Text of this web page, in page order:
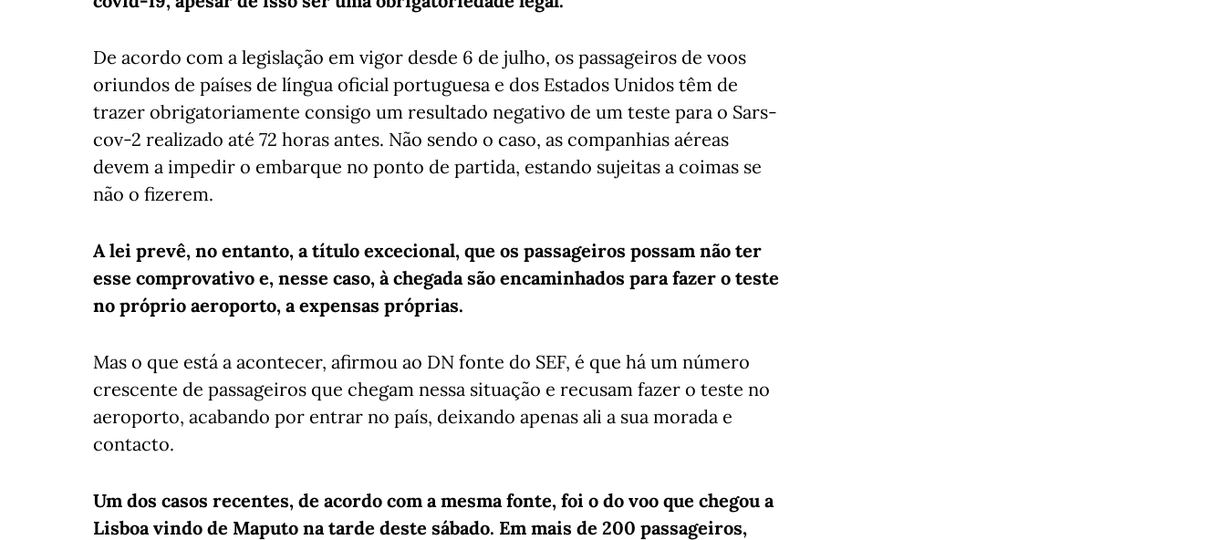
De acordo com a legislação em vigor desde 6 de julho, os passageiros de voos
oriundos de países de língua oficial portuguesa e dos Estados Unidos têm de
trazer obrigatoriamente consigo um resultado negativo de um teste para o Sars-
cov-2 realizado até 72 horas antes. Não sendo o caso, as companhias aéreas
devem a impedir o embarque no ponto de partida, estando sujeitas a coimas se
não o fizerem.
A lei prevê, no entanto, a título excecional, que os passageiros possam não ter
esse comprovativo e, nesse caso, à chegada são encaminhados para fazer o teste
no próprio aeroporto, a expensas próprias.
Mas o que está a acontecer, afirmou ao DN fonte do SEF, é que há um número
crescente de passageiros que chegam nessa situação e recusam fazer o teste no
aeroporto, acabando por entrar no país, deixando apenas ali a sua morada e
contacto.
Um dos casos recentes, de acordo com a mesma fonte, foi o do voo que chegou a
Lisboa vindo de Maputo na tarde deste sábado. Em mais de 200 passageiros,